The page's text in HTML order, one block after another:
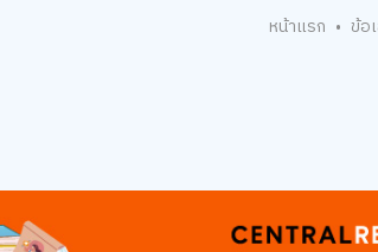
หน้าแรก • ข้อ